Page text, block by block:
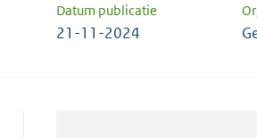
Datum publicatie
21-11-2024